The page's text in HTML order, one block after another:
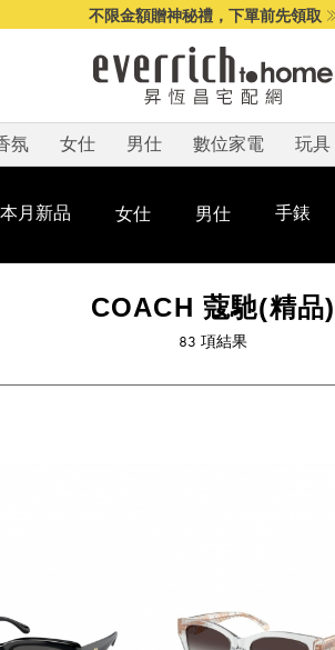
不限金額贈神秘禮，下單前先領取
氛 女仕 男仕 數位家電 玩具
本月新品 女仕 男仕 手錶
COACH 蔻馳(精品)
83 項結果